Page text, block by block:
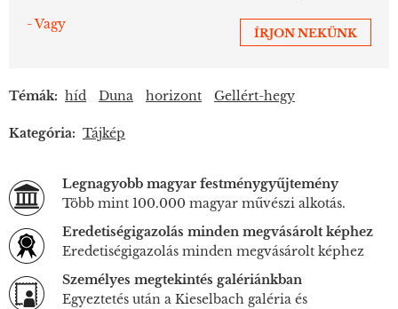
- Vagy
ÍRJON NEKÜNK
Témák: híd Duna horizont Gellért-hegy
Kategória: Tájkép
Legnagyobb magyar festménygyűjtemény
Több mint 100.000 magyar művészi alkotás.
Eredetiségigazolás minden megvásárolt képhez
Eredetiségigazolás minden megvásárolt képhez
Személyes megtekintés galériánkban
Egyeztetés után a Kieselbach galéria és